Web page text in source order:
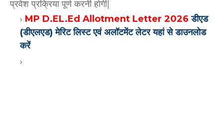
प्रवेश प्रक्रिया पूर्ण करनी होगी|
MP D.EL.Ed Allotment Letter 2026 डीएड
(डीएलएड) मेरिट लिस्ट एवं अलॉटमेंट लेटर यहां से डाउनलोड
करें